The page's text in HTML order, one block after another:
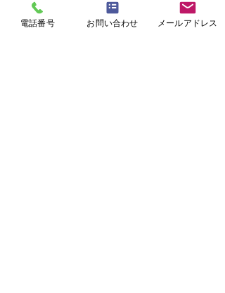
園について
​お問い合わせ
電話番号 お問い合わせ メールアドレス